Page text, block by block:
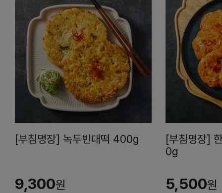
[부침명장] 녹두빈대떡 400g
9,300원
[부침명장]
0g
5,500원